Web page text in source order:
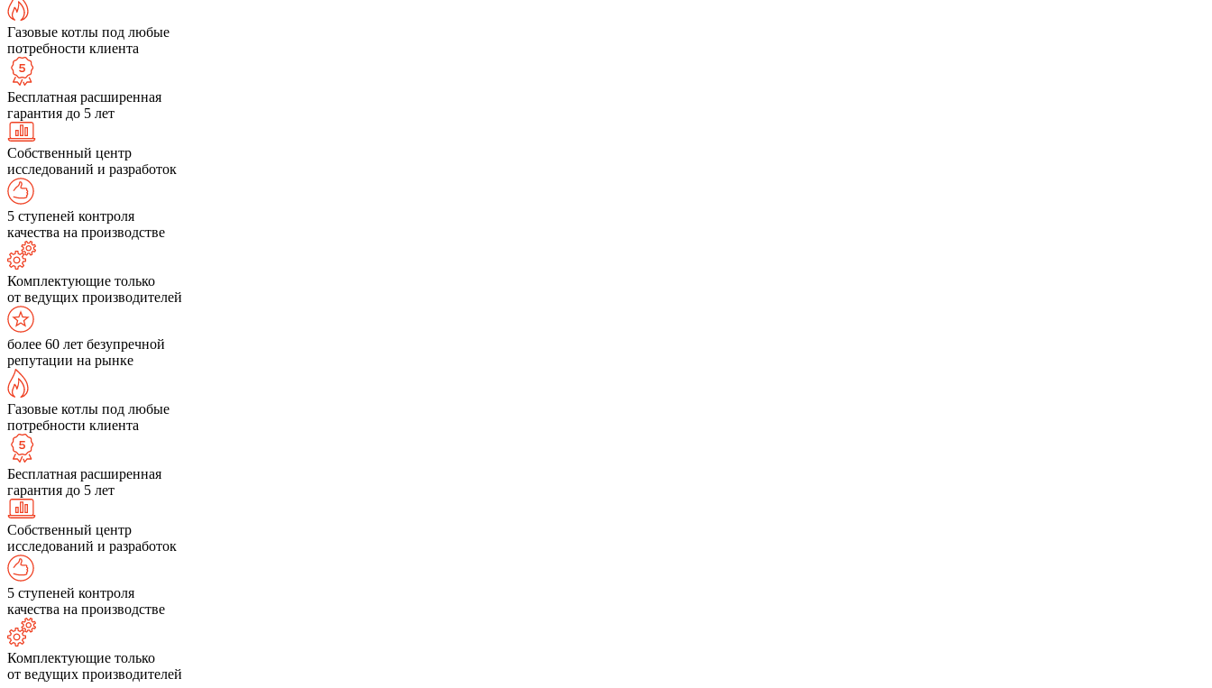
Газовые котлы под любые
потребности клиента
Бесплатная расширенная
гарантия до 5 лет
Собственный центр
исследований и разработок
5 ступеней контроля
качества на производстве
Комплектующие только
от ведущих производителей
более 60 лет безупречной
репутации на рынке
Газовые котлы под любые
потребности клиента
Бесплатная расширенная
гарантия до 5 лет
Собственный центр
исследований и разработок
5 ступеней контроля
качества на производстве
Комплектующие только
от ведущих производителей